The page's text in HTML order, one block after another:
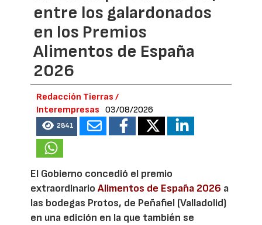
entre los galardonados
en los Premios
Alimentos de España
2026
Redacción Tierras /
Interempresas
03/08/2026
2841
El Gobierno concedió el premio
extraordinarioAlimentos de España 2026 a
las bodegas Protos, de Peñafiel (Valladolid)
en una edición en la que también se